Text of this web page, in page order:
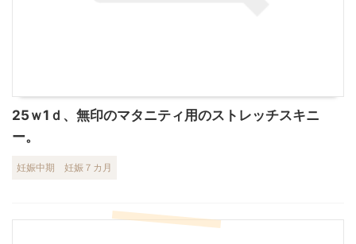
25ｗ1ｄ、無印のマタニティ用のストレッチスキニ
ー。
妊娠中期 妊娠７カ月